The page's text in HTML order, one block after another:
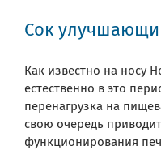
Сок
Как известно на носу
естественно в это
перенагрузка на
свою очередь
функционирования